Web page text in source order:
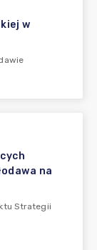
w
na
Strategii